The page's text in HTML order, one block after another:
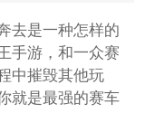
去是一种怎样的
手游，和一众赛
中摧毁其他玩
就是最强的赛车